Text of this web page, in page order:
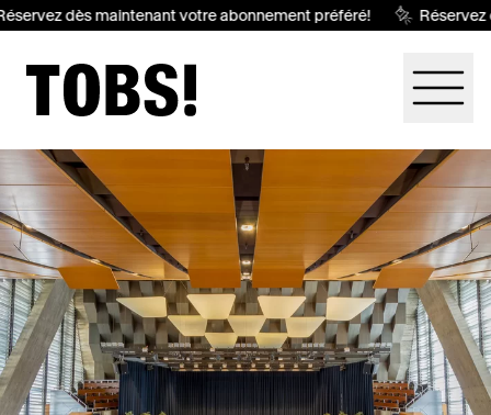
dès maintenant votre abonnement préféré! Réservez